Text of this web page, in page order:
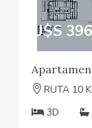
U$S
RUTA 10
3D